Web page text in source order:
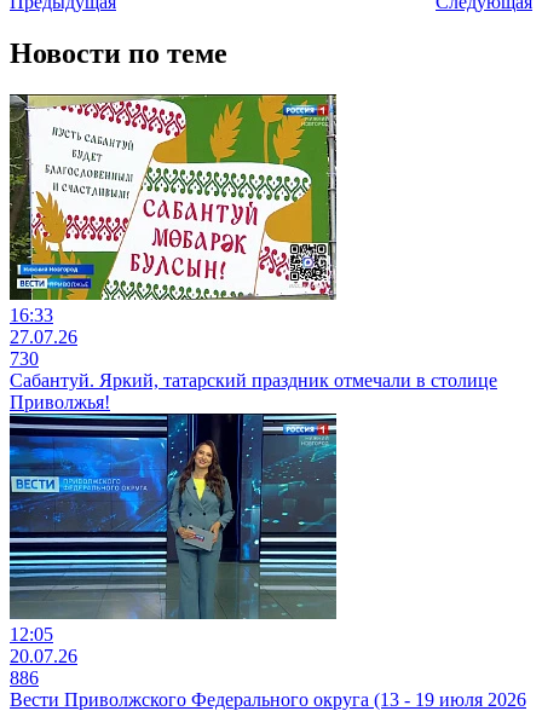
Новости по теме
16:33
27.07.26
730
Сабантуй. Яркий, татарский праздник отмечали в столице
Приволжья!
12:05
20.07.26
886
Вести Приволжского Федерального округа (13 - 19 июля 2026